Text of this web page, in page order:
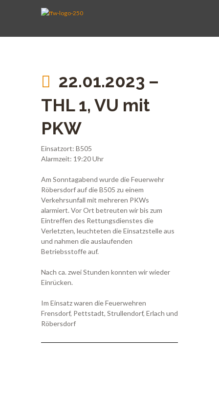
22.01.2023 –
THL 1, VU mit
PKW
Einsatzort: B505
Alarmzeit: 19:20 Uhr
Am Sonntagabend wurde die Feuerwehr
Röbersdorf auf die B505 zu einem
Verkehrsunfall mit mehreren PKWs
alarmiert. Vor Ort betreuten wir bis zum
Eintreffen des Rettungsdienstes die
Verletzten, leuchteten die Einsatzstelle aus
und nahmen die auslaufenden
Betriebsstoffe auf.
Nach ca. zwei Stunden konnten wir wieder
Einrücken.
Im Einsatz waren die Feuerwehren
Frensdorf, Pettstadt, Strullendorf, Erlach und
Röbersdorf